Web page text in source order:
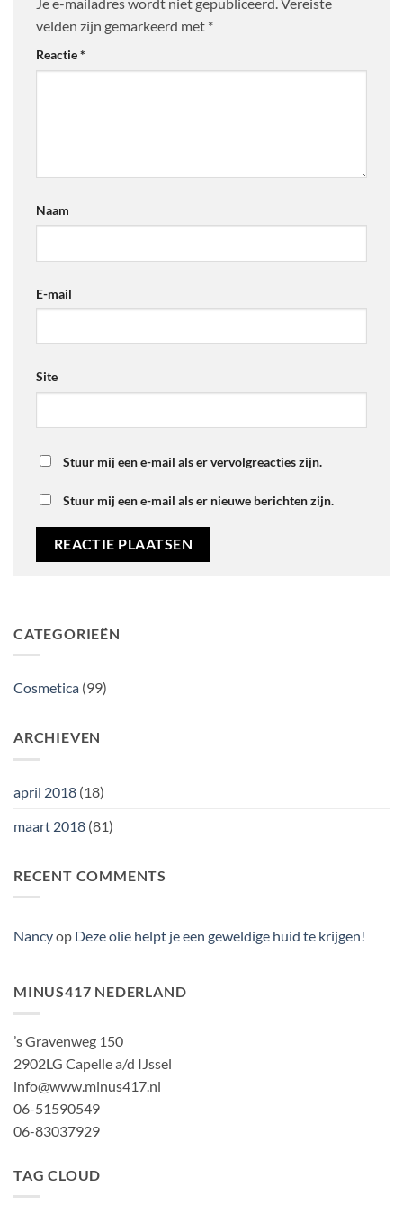
velden zijn gemarkeerd met *
Reactie*
Naam
E-mail
Site
Stuur mij een e-mail als er vervolgreacties zijn.
Stuur mij een e-mail als er nieuwe berichten zijn.
CATEGORIEËN
Cosmetica (99)
ARCHIEVEN
april 2018 (18)
maart 2018 (81)
RECENT COMMENTS
Nancyop Deze olie helpt je een geweldige huid te krijgen!
MINUS417 NEDERLAND
’s Gravenweg 150
2902LG Capelle a/d IJssel
info@www.minus417.nl
06-51590549
06-83037929
TAG CLOUD